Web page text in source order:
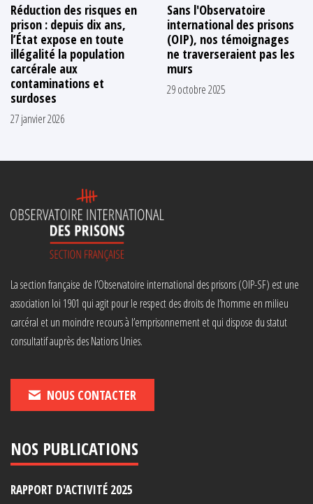
Réduction des risques en
prison : depuis dix ans,
l’État expose en toute
illégalité la population
carcérale aux
contaminations et
surdoses
27 janvier 2026
Sans l'Observatoire
international des prisons
(OIP), nos témoignages
ne traverseraient pas les
murs
29 octobre 2025
La section française de l’Observatoire international des prisons (OIP-SF) est une
association loi 1901 qui agit pour le respect des droits de l’homme en milieu
carcéral et un moindre recours à l’emprisonnement et qui dispose du statut
consultatif auprès des Nations Unies.
NOUS CONTACTER
NOS PUBLICATIONS
RAPPORT D'ACTIVITÉ 2025